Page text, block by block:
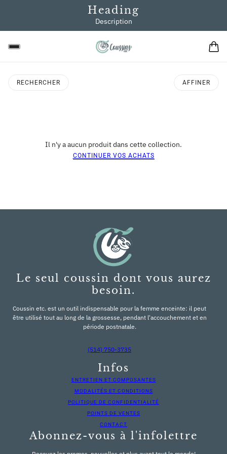
Heading
Description
RECHERCHER AFFINER
Il n'y a aucun produit dans cette collection.
CONTINUER VOS ACHATS
Le seul coussin dont vous aurez
besoin.
Coussin etc. est un outil indispensable pour la femme enceinte: il peut
être utilisé tout au long de la grossesse, pendant l'accouchement et en
période postnatale.
(514) 750-3735
Infos
ENTRETIEN ET COMPOSANTES
MODALITÉS ET CONDITIONS
POLITIQUE DE CONFIDENTIALITÉ
POINTS DE VENTES
CONTACT
Abonnez-vous à l'infolettre